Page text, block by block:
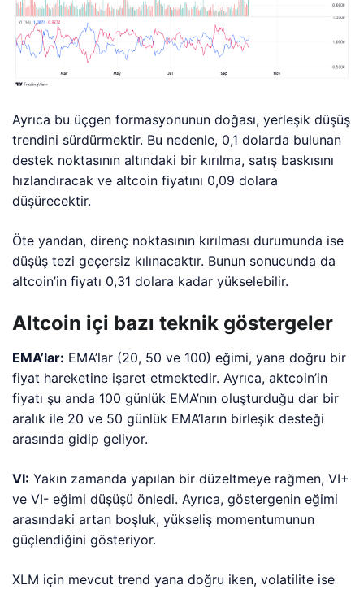
Ayrıca bu üçgen formasyonunun doğası, yerleşik düşüş
trendini sürdürmektir. Bu nedenle, 0,1 dolarda bulunan
destek noktasının altındaki bir kırılma, satış baskısını
hızlandıracak ve altcoin fiyatını 0,09 dolara
düşürecektir.
Öte yandan, direnç noktasının kırılması durumunda ise
düşüş tezi geçersiz kılınacaktır. Bunun sonucunda da
altcoin’in fiyatı 0,31 dolara kadar yükselebilir.
Altcoin içi bazı teknik göstergeler
EMA’lar: EMA’lar (20, 50 ve 100) eğimi, yana doğru bir
fiyat hareketine işaret etmektedir. Ayrıca, aktcoin’in
fiyatı şu anda 100 günlük EMA’nın oluşturduğu dar bir
aralık ile 20 ve 50 günlük EMA’ların birleşik desteği
arasında gidip geliyor.
VI: Yakın zamanda yapılan bir düzeltmeye rağmen, VI+
ve VI- eğimi düşüşü önledi. Ayrıca, göstergenin eğimi
arasındaki artan boşluk, yükseliş momentumunun
güçlendiğini gösteriyor.
XLM için mevcut trend yana doğru iken, volatilite ise